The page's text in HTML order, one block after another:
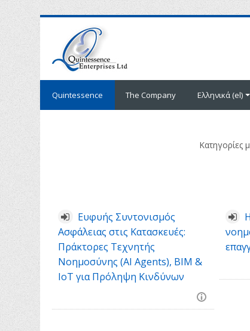
Μετάβαση
στο
κεντρικό
περιεχόμενο
Quintessence The Company Ελληνικά ‎(el)‎
Κατηγορίες
Ευφυής Συντονισμός
Ασφάλειας στις Κατασκευές:
Πράκτορες Τεχνητής
Νοημοσύνης (AI Agents), BIM &
IoT για Πρόληψη Κινδύνων